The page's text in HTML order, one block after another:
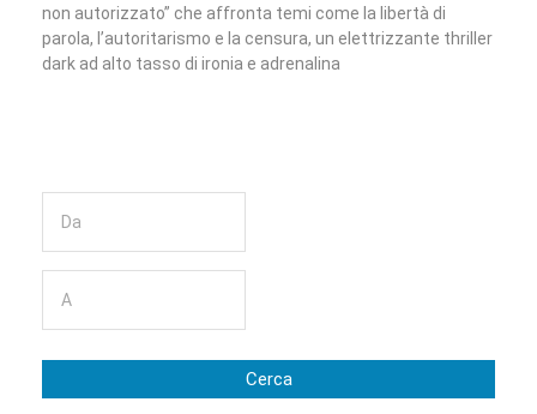
non autorizzato” che affronta temi come la libertà di
parola, l’autoritarismo e la censura, un elettrizzante thriller
dark ad alto tasso di ironia e adrenalina
Cerca